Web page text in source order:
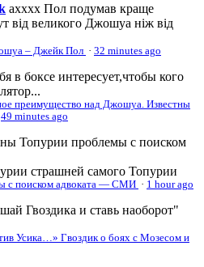
ахххх Пол подумав краще
від великого Джошуа ніж від
– Джейк Пол · 32 minutes ago
в боксе интересует,чтобы кого
преимущество над Джошуа. Известны
49 minutes ago
Топурии проблемы с поиском
страшней самого Топурии
с поиском адвоката — СМИ · 1 hour ago
Гвоздика и ставь наоборот"
Усика…» Гвоздик о боях с Мозесом и